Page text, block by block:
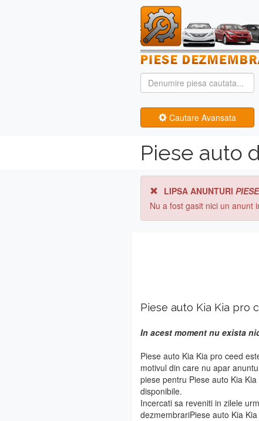
Cautare Avansata
Piese auto
LIPSA ANUNTURI
Nu a fost gasit nici un anunt
Piese auto Kia Kia pro
In acest moment nu exista
Piese auto Kia Kia pro ceed
motivul din care nu apar
piese pentru Piese auto Kia
disponibile.
Incercati sa reveniti in zilele
dezmembrariPiese auto Kia